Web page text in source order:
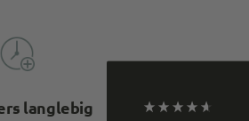
langlebig
bis bescheiden: unübersichtlich
Website, zudem wurde mir eine Hose
angezeigt). Wann die Hose wieder